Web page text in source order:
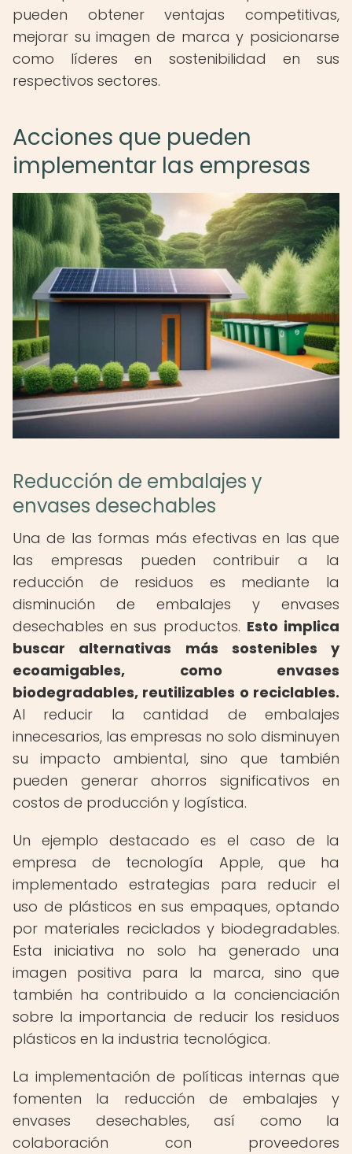
pueden obtener ventajas competitivas,
mejorar su imagen de marca y posicionarse
como líderes en sostenibilidad en sus
respectivos sectores.
Acciones que pueden
implementar las empresas
Reducción de embalajes y
envases desechables
Una de las formas más efectivas en las que
las empresas pueden contribuir a la
reducción de residuos es mediante la
disminución de embalajes y envases
desechables en sus productos. Esto implica
buscar alternativas más sostenibles y
ecoamigables, como envases
biodegradables, reutilizables o reciclables.
Al reducir la cantidad de embalajes
innecesarios, las empresas no solo disminuyen
su impacto ambiental, sino que también
pueden generar ahorros significativos en
costos de producción y logística.
Un ejemplo destacado es el caso de la
empresa de tecnología Apple, que ha
implementado estrategias para reducir el
uso de plásticos en sus empaques, optando
por materiales reciclados y biodegradables.
Esta iniciativa no solo ha generado una
imagen positiva para la marca, sino que
también ha contribuido a la concienciación
sobre la importancia de reducir los residuos
plásticos en la industria tecnológica.
La implementación de políticas internas que
fomenten la reducción de embalajes y
envases desechables, así como la
colaboración con proveedores